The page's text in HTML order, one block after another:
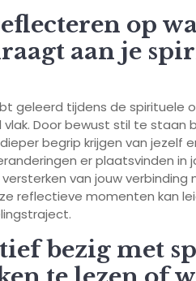
op
aan je
geleerd tijdens de spirituele
Door bewust stil te staan
begrip krijgen van jezelf
er plaatsvinden in
van jouw
reflectieve momenten kan
bezig met